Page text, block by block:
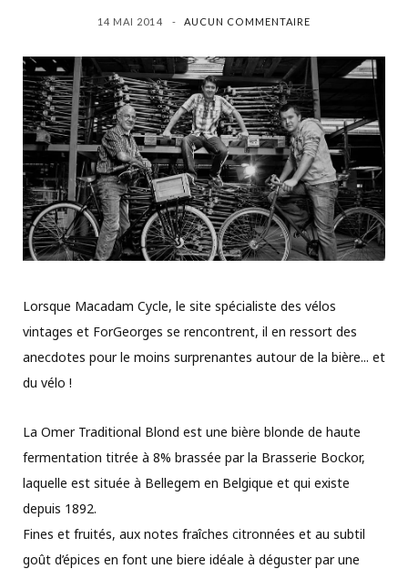
14 MAI 2014 AUCUN COMMENTAIRE
Lorsque Macadam Cycle, le site spécialiste des vélos
vintages et ForGeorges se rencontrent, il en ressort des
anecdotes pour le moins surprenantes autour de la bière... et
du vélo !
La Omer Traditional Blond est une bière blonde de haute
fermentation titrée à 8% brassée par la Brasserie Bockor,
laquelle est située à Bellegem en Belgique et qui existe
depuis 1892.
Fines et fruités, aux notes fraîches citronnées et au subtil
goût d’épices en font une biere idéale à déguster par une